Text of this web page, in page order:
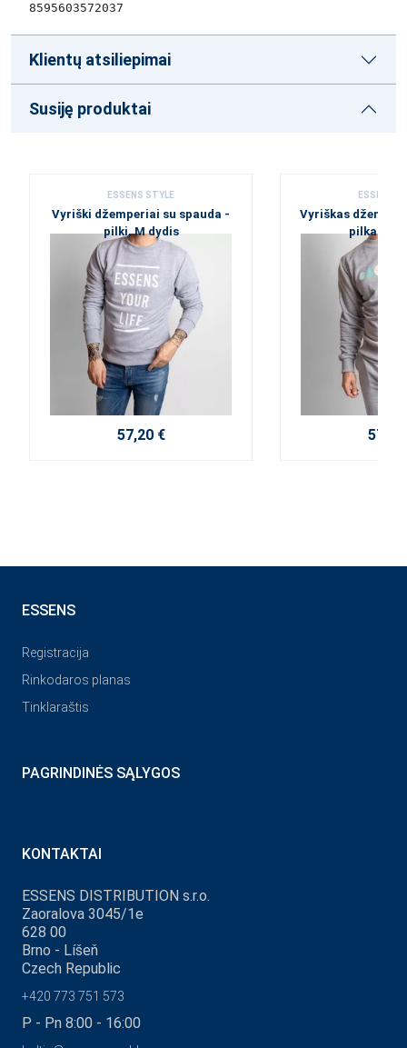
8595603572037
Klientų atsiliepimai
Susiję produktai
ESSENS STYLE
Vyriški džemperiai su spauda -
pilki, M dydis
57,20 €
ESSENS
Vyriškas
pilkas, M
57,20
ESSENS
Registracija
Rinkodaros planas
Tinklaraštis
PAGRINDINĖS SĄLYGOS
KONTAKTAI
ESSENS DISTRIBUTION s.r.o.
Zaoralova 3045/1e
628 00
Brno - Líšeň
Czech Republic
+420 773 751 573
P - Pn 8:00 - 16:00